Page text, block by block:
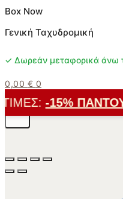
Box Now
Γενική Ταχυδρομική
✓ Δωρεάν μεταφορικά άνω
0,00 € 0
-15% ΠΑΝΤΟΎ